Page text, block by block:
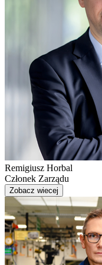
Remigiusz Horbal
Członek Zarządu
Zobacz wiecej